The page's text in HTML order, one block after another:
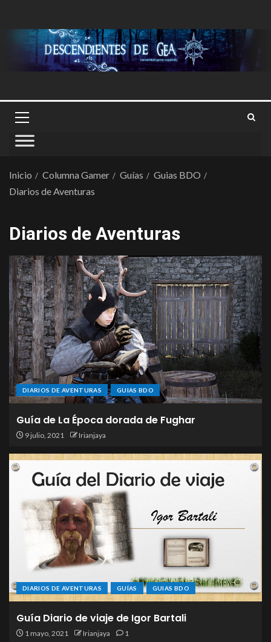
Inicio Columna Gamer Guías
Guias BDO
Diarios de Aventuras
Diarios de Aventuras
DIARIOS DE AVENTURAS GUIAS BDO
Guía de La Época dorada de Fughar
9 julio, 2021 Irianjaya
DIARIOS DE AVENTURAS GUÍAS GUIAS BDO
Guía Diario de viaje de Igor Bartali
1 mayo, 2021 Irianjaya 1